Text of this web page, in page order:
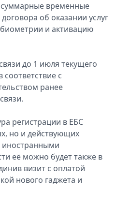
суммарные временные
об оказании услуг
и активацию
до 1 июля текущего
с
ранее
регистрации в ЕБС
но и действующих
её можно будет также в
визит с оплатой
нового гаджета и